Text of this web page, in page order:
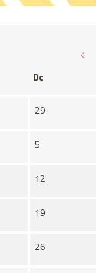
Dc
29
5
12
19
26